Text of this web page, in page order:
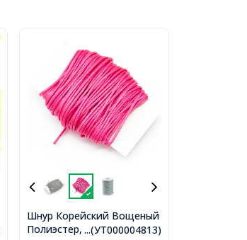
...(УТ000004813)
Шнур Корейский Вощеный
Полиэстер,